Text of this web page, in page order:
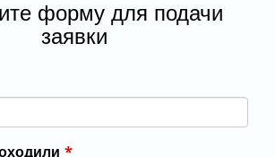
форму для подачи
заявки
*